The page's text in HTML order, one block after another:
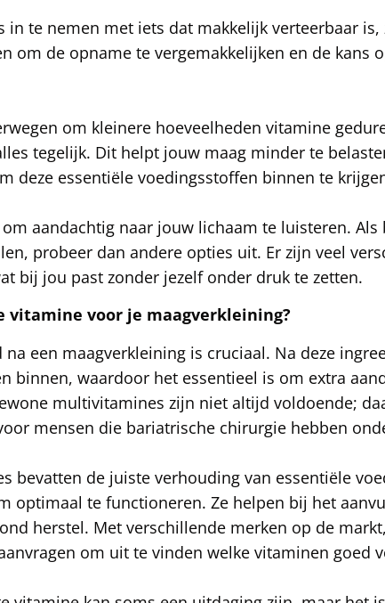
in te nemen met iets dat makkelijk verteerbaar is,
om de opname te vergemakkelijken en de kans
om kleinere hoeveelheden vitamine
tegelijk. Dit helpt jouw maag minder te
deze essentiële voedingsstoffen binnen te
aandachtig naar jouw lichaam te luisteren.
probeer dan andere opties uit. Er zijn veel
bij jou past zonder jezelf onder druk te zetten.
vitamine voor je maagverkleining?
na een maagverkleining is cruciaal. Na deze
binnen, waardoor het essentieel is om extra
multivitamines zijn niet altijd voldoende;
mensen die bariatrische chirurgie hebben
bevatten de juiste verhouding van essentiële
optimaal te functioneren. Ze helpen bij het
herstel. Met verschillende merken op de
om uit te vinden welke vitaminen goed